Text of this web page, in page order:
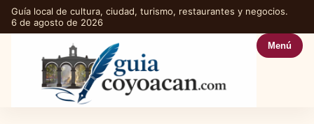
Guía local de cultura, ciudad, turismo, restaurantes y negocios.
6 de agosto de 2026
Menú